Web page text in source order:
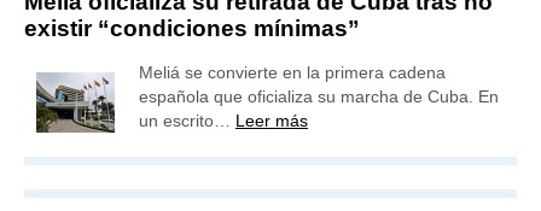
existir “condiciones mínimas”
Meliá se convierte en la primera cadena
española que oficializa su marcha de Cuba. En
un escrito… Leer más